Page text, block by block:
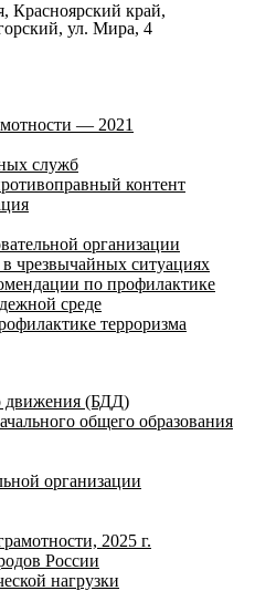
Красноярский край,
ул. Мира, 4
— 2021
служб
контент
организации
чрезвычайных ситуациях
по профилактике
среде
терроризма
движения (БДД)
общего образования
организации
2025 г.
России
нагрузки